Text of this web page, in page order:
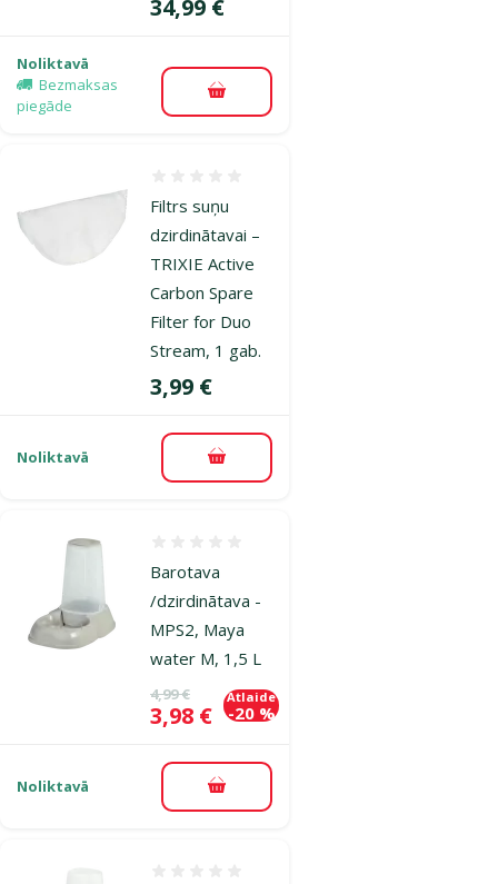
34,99 €
Noliktavā
Bezmaksas
piegāde
Pievienot grozam
Filtrs suņu
dzirdinātavai –
TRIXIE Active
Carbon Spare
Filter for Duo
Stream, 1 gab.
Cena
3,99 €
Noliktavā Pievienot grozam
Barotava
/dzirdinātava -
MPS2, Maya
water M, 1,5 L
Oriģinālā cena
4,99 €
Cena
3,98 €
Atlaide
-20 %
Noliktavā Pievienot grozam